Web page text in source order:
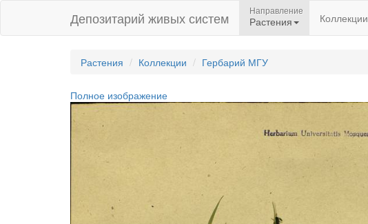
Депозитарий живых систем Направление
Растения Коллекции
Растения Коллекции Гербарий МГУ
Полное изображение